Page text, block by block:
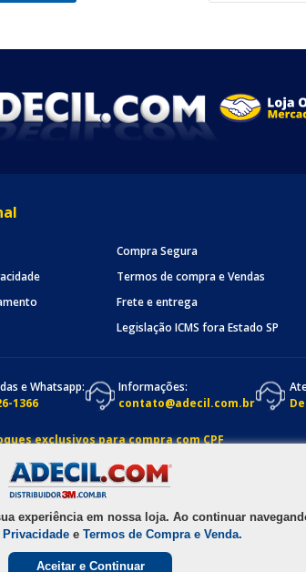
experiência em nossa loja. Ao continuar
e Termos de Compra e Venda.
Aceitar e Continuar
Compra Segura
Termos de compra e Vendas
Frete e entrega
Legislação ICMS fora Estado SP
e Whatsapp:
1366
Informações:
contato@adecil.com.br
exclusivos para compra com CPF